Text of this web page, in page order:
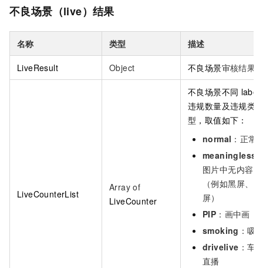
不良场景（live）结果
名称 类型 描述
LiveResult Object 不良场景审核结果
LiveCounterList
Array of
LiveCounter
不良场景不同 label
违规数量及违规类
型 ，取值如下：
normal ：正常
meaningless
图片中无内容
（例如黑屏、白
屏）
PIP ：画中画
smoking ：吸
drivelive ：车
直播